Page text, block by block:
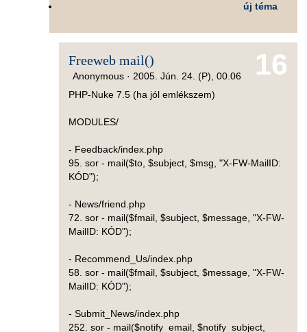
új téma
16
Freeweb mail()
Anonymous · 2005. Jún. 24. (P), 00.06
PHP-Nuke 7.5 (ha jól emlékszem)
MODULES/
- Feedback/index.php
95. sor - mail($to, $subject, $msg, "X-FW-MailID:
KÓD");
- News/friend.php
72. sor - mail($fmail, $subject, $message, "X-FW-
MailID: KÓD");
- Recommend_Us/index.php
58. sor - mail($fmail, $subject, $message, "X-FW-
MailID: KÓD");
- Submit_News/index.php
252. sor - mail($notify_email, $notify_subject,